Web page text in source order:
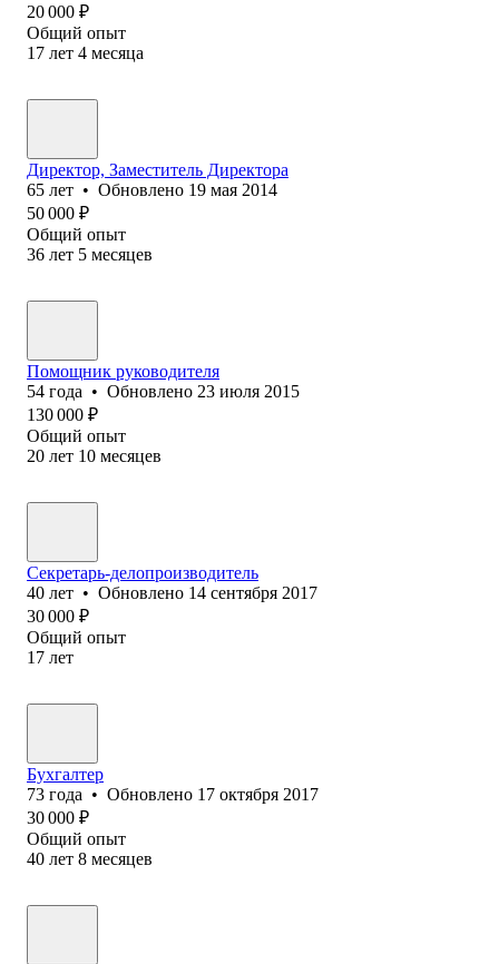
20 000 ₽
Общий опыт
17 лет 4 месяца
Директор, Заместитель Директора
65 лет • Обновлено 19 мая 2014
50 000 ₽
Общий опыт
36 лет 5 месяцев
Помощник руководителя
54 года • Обновлено 23 июля 2015
130 000 ₽
Общий опыт
20 лет 10 месяцев
Секретарь-делопроизводитель
40 лет • Обновлено 14 сентября 2017
30 000 ₽
Общий опыт
17 лет
Бухгалтер
73 года • Обновлено 17 октября 2017
30 000 ₽
Общий опыт
40 лет 8 месяцев